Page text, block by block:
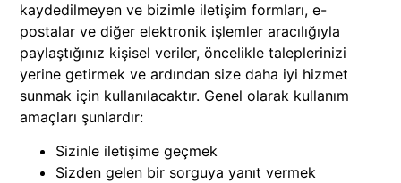
kaydedilmeyen ve bizimle iletişim formları, e-
postalar ve diğer elektronik işlemler aracılığıyla
paylaştığınız kişisel veriler, öncelikle taleplerinizi
yerine getirmek ve ardından size daha iyi hizmet
sunmak için kullanılacaktır. Genel olarak kullanım
amaçları şunlardır:
Sizinle iletişime geçmek
Sizden gelen bir sorguya yanıt vermek